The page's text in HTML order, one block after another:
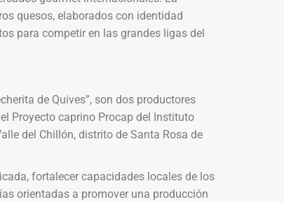
quesos, elaborados con identidad
para competir en las grandes ligas del
de Quives”, son dos productores
Proyecto caprino Procap del Instituto
del Chillón, distrito de Santa Rosa de
fortalecer capacidades locales de los
orientadas a promover una producción